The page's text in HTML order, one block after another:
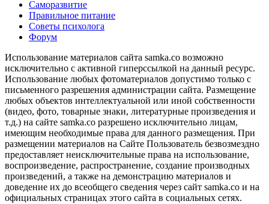
Саморазвитие
Правильное питание
Советы психолога
Форум
Использование материалов сайта samka.co возможно
исключительно с активной гиперссылкой на данный ресурс.
Использование любых фотоматериалов допустимо только с
письменного разрешения администрации сайта. Размещение
любых объектов интеллектуальной или иной собственности
(видео, фото, товарные знаки, литературные произведения и
т.д.) на сайте samka.co разрешено исключительно лицам,
имеющим необходимые права для данного размещения. При
размещении материалов на Сайте Пользователь безвозмездно
предоставляет неисключительные права на использование,
воспроизведение, распространение, создание производных
произведений, а также на демонстрацию материалов и
доведение их до всеобщего сведения через сайт samka.co и на
официальных страницах этого сайта в социальных сетях.